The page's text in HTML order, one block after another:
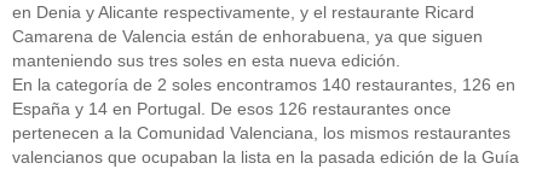
en Denia y Alicante respectivamente, y el restaurante Ricard
Camarena de Valencia están de enhorabuena, ya que siguen
manteniendo sus tres soles en esta nueva edición.
En la categoría de 2 soles encontramos 140 restaurantes, 126 en
España y 14 en Portugal. De esos 126 restaurantes once
pertenecen a la Comunidad Valenciana, los mismos restaurantes
valencianos que ocupaban la lista en la pasada edición de la Guía